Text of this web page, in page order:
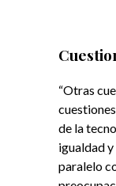
“Otras
de la
igualdad y
paralelo